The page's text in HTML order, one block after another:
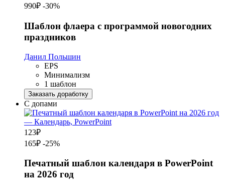
990₽ -30%
Шаблон флаера с программой новогодних
праздников
Данил Польшин
EPS
Минимализм
1 шаблон
Заказать доработку
С допами
123₽
165₽ -25%
Печатный шаблон календаря в PowerPoint
на 2026 год